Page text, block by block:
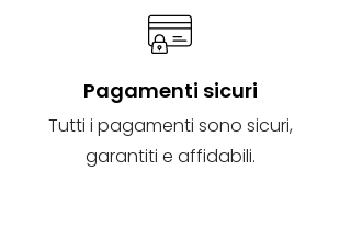
Pagamenti sicuri
Tutti i pagamenti sono sicuri,
garantiti e affidabili.